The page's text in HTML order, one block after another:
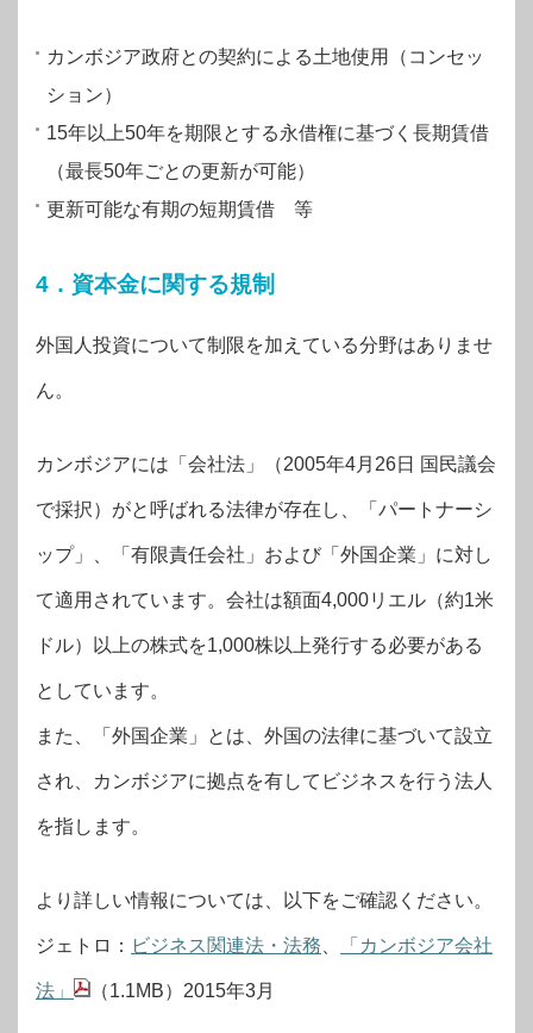
カンボジア政府との契約による土地使用（コンセッ
ション）
15年以上50年を期限とする永借権に基づく長期賃借
（最長50年ごとの更新が可能）
更新可能な有期の短期賃借 等
4．資本金に関する規制
外国人投資について制限を加えている分野はありませ
ん。
カンボジアには「会社法」（2005年4月26日 国民議会
で採択）がと呼ばれる法律が存在し、「パートナーシ
ップ」、「有限責任会社」および「外国企業」に対し
て適用されています。会社は額面4,000リエル（約1米
ドル）以上の株式を1,000株以上発行する必要がある
としています。
また、「外国企業」とは、外国の法律に基づいて設立
され、カンボジアに拠点を有してビジネスを行う法人
を指します。
より詳しい情報については、以下をご確認ください。
ジェトロ： ビジネス関連法・法務 「カンボジア会社
法」 （1.1MB）2015年3月